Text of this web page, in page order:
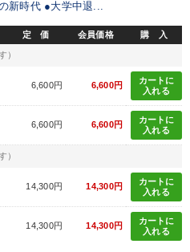
新時代 ●大学中退...
定 価 会員価格 購 入
）
6,600円 6,600円
カートに
入れる
6,600円 6,600円
カートに
入れる
）
14,300円 14,300円
カートに
入れる
14,300円 14,300円
カートに
入れる